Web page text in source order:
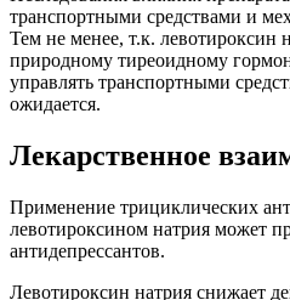
транспортными средствами и
Тем не менее, т.к. левотироксин
природному тиреоидному
управлять транспортными
ожидается.
Лекарственное
Применение трициклических
левотироксином натрия может
антидепрессантов.
Левотироксин натрия снижает